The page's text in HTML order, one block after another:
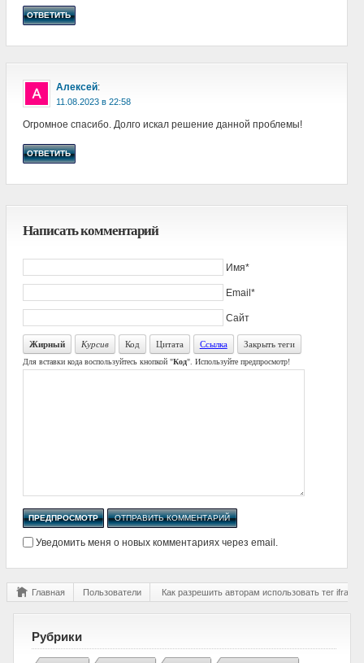
ОТВЕТИТЬ
Алексей:
в
Огромное спасибо. Долго искал решение данной проблемы!
ОТВЕТИТЬ
Написать комментарий
Имя*
Email*
Сайт
Жирный Курсив Код Цитата Ссылка Закрыть теги
Для вставки кода воспользуйтесь кнопкой "Код". Используйте предпросмотр!
Уведомить меня о новых комментариях через email.
Главная Пользователи Как разрешить авторам использовать тег
Рубрики